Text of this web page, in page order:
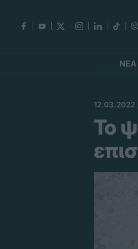
ΝΕΑ
12.03.2022
Το